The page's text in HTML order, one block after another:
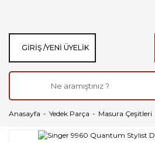
GIRIŞ /YENI ÜYELIK
Anasayfa Yedek Parça Masura Çeşitleri